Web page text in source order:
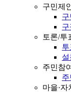
구민제
토론/투
투
주민참
마을·자